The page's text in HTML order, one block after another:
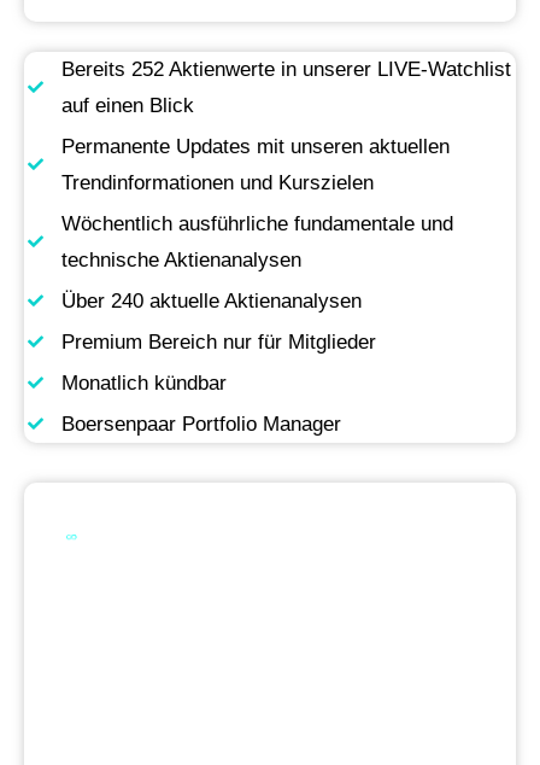
Bereits 252 Aktienwerte in unserer LIVE-Watchlist
auf einen Blick
Permanente Updates mit unseren aktuellen
Trendinformationen und Kurszielen
Wöchentlich ausführliche fundamentale und
technische Aktienanalysen
Über 240 aktuelle Aktienanalysen
Premium Bereich nur für Mitglieder
Monatlich kündbar
Boersenpaar Portfolio Manager